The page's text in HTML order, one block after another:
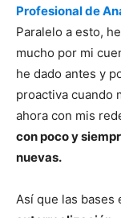
Profesional de
Paralelo a esto,
mucho por mi
he dado antes y
proactiva cuando
ahora con mis
con poco y
nuevas.
Así que las bases